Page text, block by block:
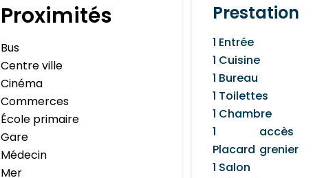
Proximités
Bus
Centre ville
Cinéma
Commerces
École primaire
Gare
Médecin
Mer
Prestation
1 Entrée
1 Cuisine
1 Bureau
1 Toilettes
1 Chambre
1
Placard
accès
grenier
1 Salon